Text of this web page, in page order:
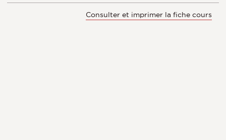
Consulter et imprimer la fiche cours